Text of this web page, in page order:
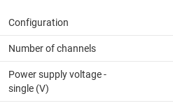
Configuration
Number of channels
Power supply voltage -
single (V)